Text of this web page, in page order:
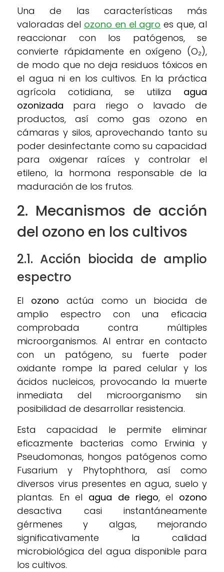
Una de las características más
valoradas del ozono en el agro es que, al
reaccionar con los patógenos, se
convierte rápidamente en oxígeno (O₂),
de modo que no deja residuos tóxicos en
el agua ni en los cultivos. En la práctica
agrícola cotidiana, se utiliza agua
ozonizada para riego o lavado de
productos, así como gas ozono en
cámaras y silos, aprovechando tanto su
poder desinfectante como su capacidad
para oxigenar raíces y controlar el
etileno, la hormona responsable de la
maduración de los frutos.
2. Mecanismos de acción
del ozono en los cultivos
2.1. Acción biocida de amplio
espectro
El ozono actúa como un biocida de
amplio espectro con una eficacia
comprobada contra múltiples
microorganismos. Al entrar en contacto
con un patógeno, su fuerte poder
oxidante rompe la pared celular y los
ácidos nucleicos, provocando la muerte
inmediata del microorganismo sin
posibilidad de desarrollar resistencia.
Esta capacidad le permite eliminar
eficazmente bacterias como Erwinia y
Pseudomonas, hongos patógenos como
Fusarium y Phytophthora, así como
diversos virus presentes en agua, suelo y
plantas. En el agua de riego, el ozono
desactiva casi instantáneamente
gérmenes y algas, mejorando
significativamente la calidad
microbiológica del agua disponible para
los cultivos.